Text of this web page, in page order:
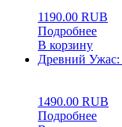
1190.00 RUB
Подробнее
В корзину
Древний Ужас:
1490.00 RUB
Подробнее